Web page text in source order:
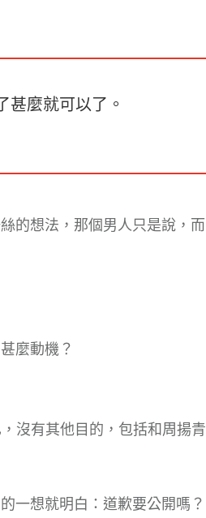
甚麼就可以了。
的想法，那個男人只是說，而
麼動機？
沒有其他目的，包括和周揚青
一想就明白：道歉要公開嗎？